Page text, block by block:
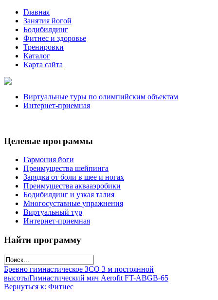
Главная
Занятия йогой
Бодибилдинг
Фитнес и здоровье
Тренировки
Каталог
Карта сайта
Виртуальные туры по олимпийским объектам
Интернет-приемная
Целевые программы
Гармония йоги
Преимущества шейпинга
Зарядка от боли в шее и ногах
Преимущества аквааэробики
Бодибилдинг и узкая талия
Многосуставные упражнения
Виртуальный тур
Интернет-приемная
Найти программу
Бревно гимнастическое ЗСО 3 м постоянной
высотыГимнастический мяч Aerofit FT-ABGB-65
Вернуться к: Фитнес